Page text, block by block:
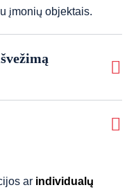
įmonių objektais.
ar individualų